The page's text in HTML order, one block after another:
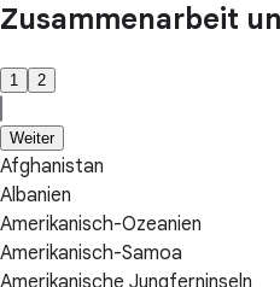
Zusammenarbeit
1 2
Weiter
Afghanistan
Albanien
Amerikanisch-Ozeanien
Amerikanisch-Samoa
Amerikanische Jungferninseln